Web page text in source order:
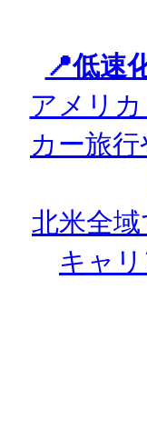
📍低速
アメリ
カー旅
北米全
キャ